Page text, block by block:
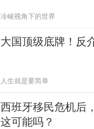
冷峻视角下的世界
大国顶级底牌！反
人生就是要简单
西班牙移民危机后
这可能吗？